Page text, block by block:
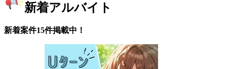
新着アルバイト
新着案件15件掲載中！